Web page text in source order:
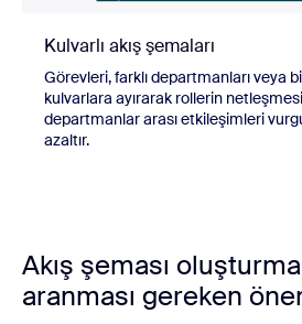
Kulvarlı akış şemaları
Görevleri, farklı departmanları veya
kulvarlara ayırarak rollerin
departmanlar arası etkileşimleri
azaltır.
Akış şeması
aranması gereken